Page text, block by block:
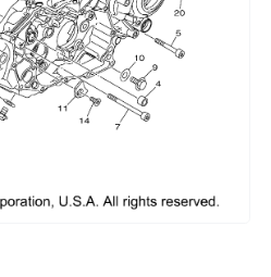
гусеницы